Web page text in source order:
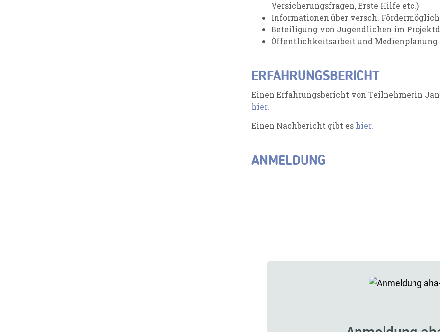
Versicherungsfragen, Erste Hilfe etc.)
Informationen über versch.
Beteiligung von Jugendlichen im
Öffentlichkeitsarbeit und Medienplanung
ERFAHRUNGSBERICHT
Einen Erfahrungsbericht von Teilnehmerin
hier.
Einen Nachbericht gibt es hier.
ANMELDUNG